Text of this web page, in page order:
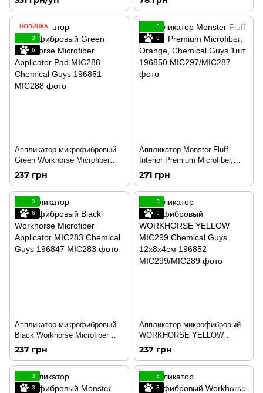
НОВИНКА
3
6
Аппликатор микрофибровый
Green Workhorse Microfiber
Applicator Pad MIC288
Chemical Guys 196851
237 грн
3
3
Аппликатор Monster Fluff
Interior Premium Microfiber,
Orange, Chemical Guys 1шт
196850
271 грн
3
6
Аппликатор микрофибровый
Black Workhorse Microfiber
Applicator MIC283 Chemical
Guys 196847
237 грн
3
3
Аппликатор микрофибровый
WORKHORSE YELLOW
MIC299 Chemical Guys
12x8x4см 196852
237 грн
3
3
3
3